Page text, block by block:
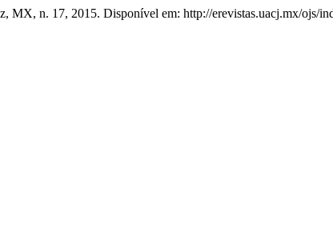
MX, n. 17, 2015. Disponível em: http://erevistas.uacj.mx/ojs/